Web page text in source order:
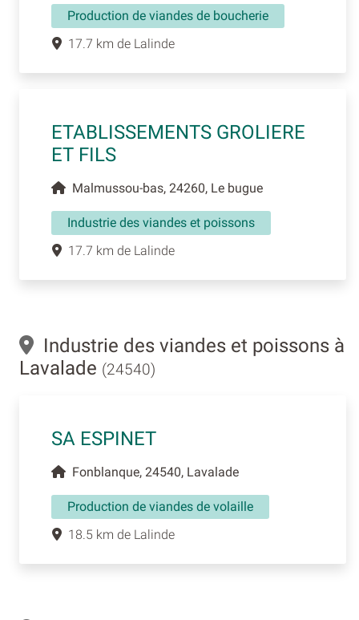
Production de viandes de boucherie
17.7 km de Lalinde
ETABLISSEMENTS GROLIERE
ET FILS
Malmussou-bas, 24260, Le bugue
Industrie des viandes et poissons
17.7 km de Lalinde
Industrie des viandes et poissons à
Lavalade (24540)
SA ESPINET
Fonblanque, 24540, Lavalade
Production de viandes de volaille
18.5 km de Lalinde